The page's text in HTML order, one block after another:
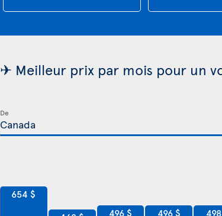
✈ Meilleur prix par mois pour un
De
654 $
496 $ 496 $